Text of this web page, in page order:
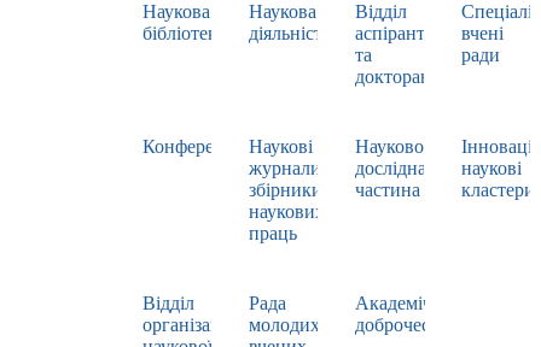
Наукова
бібліотека
Наукова
діяльність
Відділ
аспірантури
та
докторантури
вчені
ради
Конференції
Наукові
журнали,
збірники
наукових
праць
Науково-
дослідна
частина
наукові
кластери
Відділ
організації
Рада
молодих
Академічна
доброчесність